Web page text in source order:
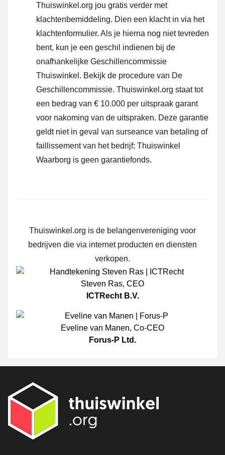
Thuiswinkel.org jou gratis verder met
klachtenbemiddeling. Dien een klacht in via het
klachtenformulier. Als je hierna nog niet tevreden
bent, kun je een geschil indienen bij de
onafhankelijke Geschillencommissie
Thuiswinkel. Bekijk de procedure van De
Geschillencommissie. Thuiswinkel.org staat tot
een bedrag van € 10.000 per uitspraak garant
voor nakoming van de uitspraken. Deze garantie
geldt niet in geval van surseance van betaling of
faillissement van het bedrijf; Thuiswinkel
Waarborg is geen garantiefonds.
Thuiswinkel.org is de belangenvereniging voor
bedrijven die via internet producten en diensten
verkopen.
Steven Ras, CEO
ICTRecht B.V.
Eveline van Manen, Co-CEO
Forus-P Ltd.